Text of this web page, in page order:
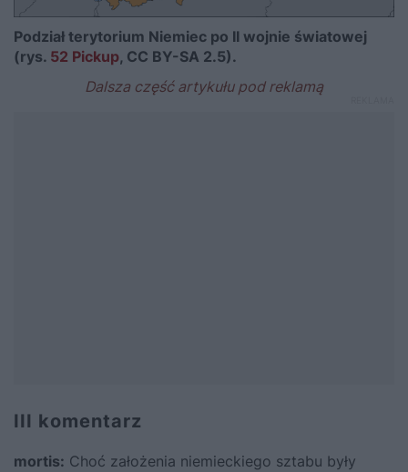
Podział terytorium Niemiec po II wojnie światowej
(rys. 52 Pickup, CC BY-SA 2.5).
III komentarz
mortis: Choć założenia niemieckiego sztabu były